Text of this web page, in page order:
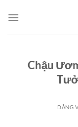
qua
Chậu
ĐĂNG